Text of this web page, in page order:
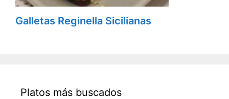
Galletas Reginella Sicilianas
Platos más buscados